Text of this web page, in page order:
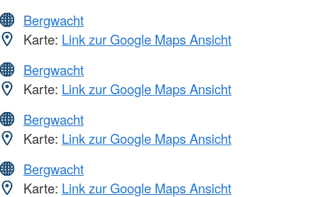
Bergwacht
Karte: Link zur Google Maps Ansicht
Bergwacht
Karte: Link zur Google Maps Ansicht
Bergwacht
Karte: Link zur Google Maps Ansicht
Bergwacht
Karte: Link zur Google Maps Ansicht